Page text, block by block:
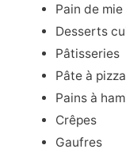
Pain de mie
Desserts
Pâtisseries
Pâte à pizza
Pains à
Crêpes
Gaufres